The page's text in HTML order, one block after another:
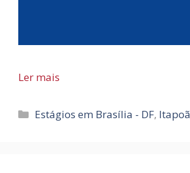
Ler mais
Categorias
Estágios em Brasília - DF, Itapoã